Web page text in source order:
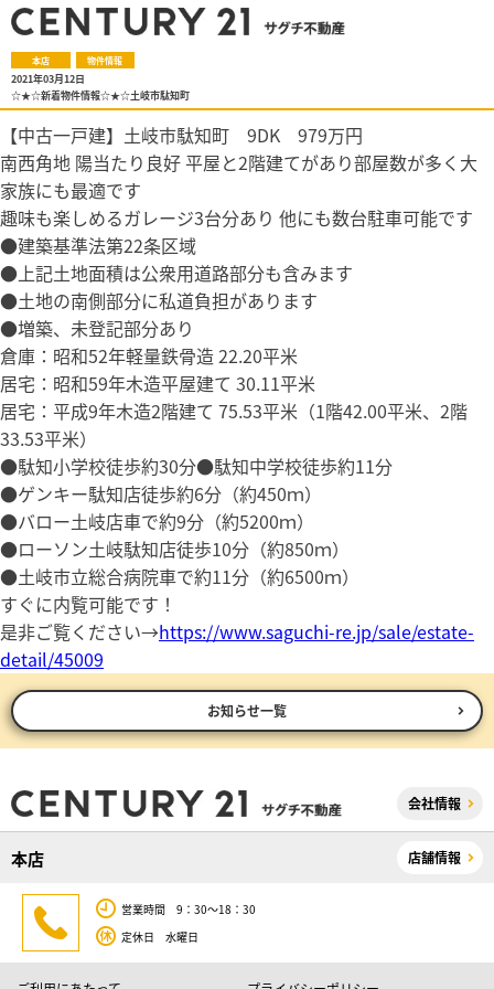
本店 物件情報
2021年03月12日
☆★☆新着物件情報☆★☆土岐市駄知町
【中古一戸建】土岐市駄知町 9DK 979万円
南西角地 陽当たり良好 平屋と2階建てがあり部屋数が多く大
家族にも最適です
趣味も楽しめるガレージ3台分あり 他にも数台駐車可能です
●建築基準法第22条区域
●上記土地面積は公衆用道路部分も含みます
●土地の南側部分に私道負担があります
●増築、未登記部分あり
倉庫：昭和52年軽量鉄骨造 22.20平米
居宅：昭和59年木造平屋建て 30.11平米
居宅：平成9年木造2階建て 75.53平米（1階42.00平米、2階
33.53平米）
●駄知小学校徒歩約30分●駄知中学校徒歩約11分
●ゲンキー駄知店徒歩約6分（約450ｍ）
●バロー土岐店車で約9分（約5200ｍ）
●ローソン土岐駄知店徒歩10分（約850ｍ）
●土岐市立総合病院車で約11分（約6500ｍ）
すぐに内覧可能です！
是非ご覧ください→https://www.saguchi-re.jp/sale/estate-
detail/45009
お知らせ一覧
会社情報
本店 店舗情報
営業時間 9：30～18：30
定休日 水曜日